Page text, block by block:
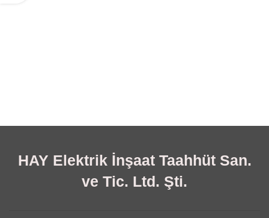
HAY Elektrik İnşaat Taahhüt San.
ve Tic. Ltd. Şti.